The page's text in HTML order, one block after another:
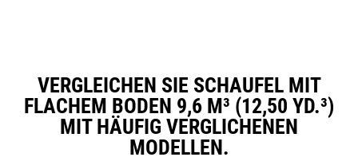
VERGLEICHEN SIE SCHAUFEL MIT
FLACHEM BODEN 9,6 M³ (12,50 YD.³)
MIT HÄUFIG VERGLICHENEN
MODELLEN.